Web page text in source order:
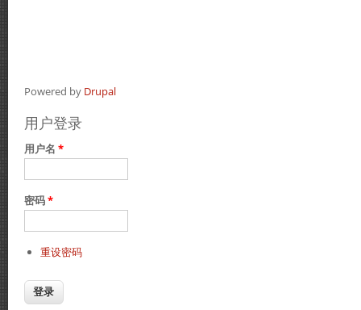
Powered by Drupal
用户登录
用户名 *
密码*
重设密码